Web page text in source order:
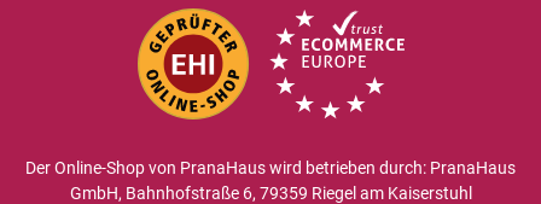
Der Online-Shop von PranaHaus wird betrieben durch: PranaHaus
GmbH, Bahnhofstraße 6, 79359 Riegel am Kaiserstuhl